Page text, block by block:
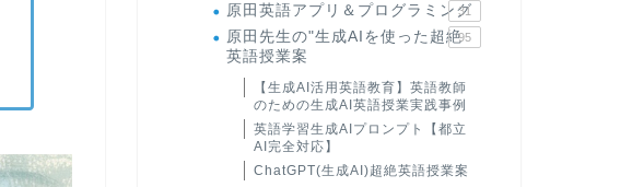
原田英語アプリ＆プログラミング
31
原田先生の"生成AIを使った超絶
英語授業案
95
【生成AI活用英語教育】英語教師
のための生成AI英語授業実践事例
英語学習生成AIプロンプト【都立
AI完全対応】
ChatGPT(生成AI)超絶英語授業案